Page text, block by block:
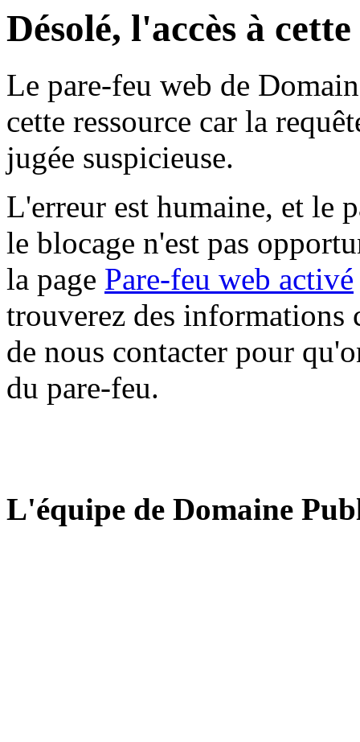
Désolé, l'accès à
Le pare-feu web de
cette ressource car la
jugée suspicieuse.
L'erreur est humaine, et le
le blocage n'est pas
la page Pare-feu web activé
trouverez des informations
de nous contacter pour
du pare-feu.
L'équipe de Domaine